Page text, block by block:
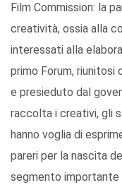
Film Commission: la
creatività, ossia alla
interessati alla
primo Forum, riunitosi
e presieduto dal
raccolta i creativi, gli
hanno voglia di
pareri per la nascita
segmento